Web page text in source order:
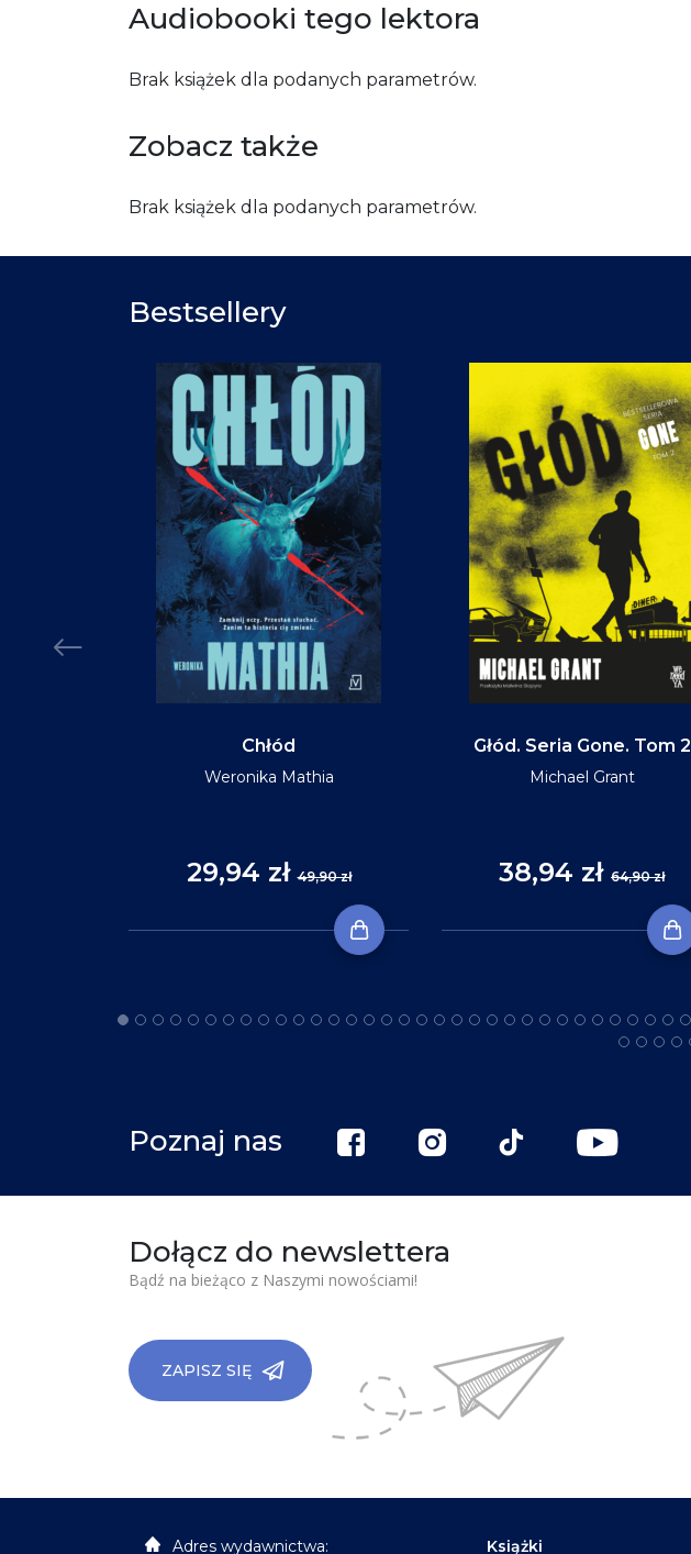
Audiobooki tego lektora
Brak książek dla podanych parametrów.
Zobacz także
Brak książek dla podanych parametrów.
Bestsellery
Chłód
Weronika Mathia
29,94 zł49,90 zł
Głód. Seria Gone. Tom 2
Michael Grant
38,94 zł 64,90 zł
Poznaj nas
Dołącz do newslettera
Bądź na bieżąco z Naszymi nowościami!
ZAPISZ SIĘ
Adres wydawnictwa: Książki